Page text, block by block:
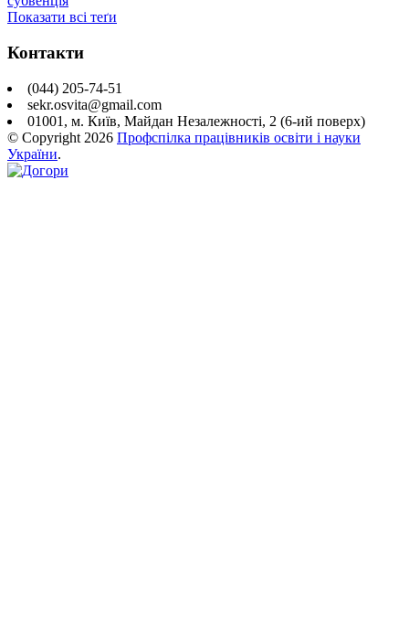
Показати всі теґи
Контакти
(044) 205-74-51
sekr.osvita@gmail.com
01001, м. Київ, Майдан Незалежності, 2 (6-ий поверх)
© Copyright 2026 Профспілка працівників освіти і науки
України.